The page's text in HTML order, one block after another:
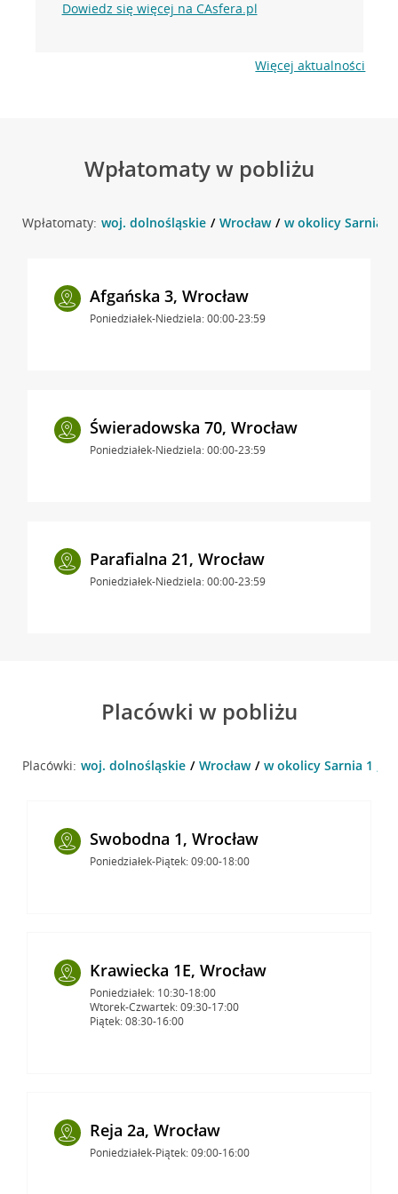
Dowiedz się więcej na CAsfera.pl
Więcej aktualności
Wpłatomaty w pobliżu
Wpłatomaty: woj. dolnośląskie Wrocław w okolicy Sarnia 1
Afgańska 3, Wrocław
Poniedziałek-Niedziela: 00:00-23:59
Świeradowska 70, Wrocław
Poniedziałek-Niedziela: 00:00-23:59
Parafialna 21, Wrocław
Poniedziałek-Niedziela: 00:00-23:59
Placówki w pobliżu
Placówki: woj. dolnośląskie Wrocław w okolicy Sarnia 1 ,
Swobodna 1, Wrocław
Poniedziałek-Piątek: 09:00-18:00
Krawiecka 1E, Wrocław
Poniedziałek: 10:30-18:00
Wtorek-Czwartek: 09:30-17:00
Piątek: 08:30-16:00
Reja 2a, Wrocław
Poniedziałek-Piątek: 09:00-16:00